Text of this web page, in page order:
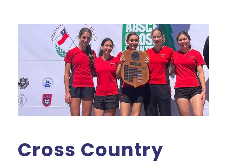
Cross Country